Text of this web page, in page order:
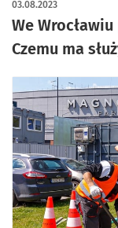
We
Czemu ma
03.08.2023